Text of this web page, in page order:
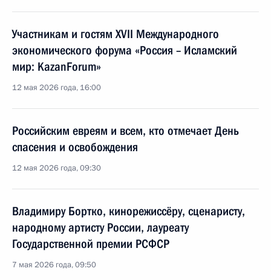
Участникам и гостям XVII Международного
экономического форума «Россия – Исламский
мир: KazanForum»
12 мая 2026 года, 16:00
Российским евреям и всем, кто отмечает День
спасения и освобождения
12 мая 2026 года, 09:30
Владимиру Бортко, кинорежиссёру, сценаристу,
народному артисту России, лауреату
Государственной премии РСФСР
7 мая 2026 года, 09:50